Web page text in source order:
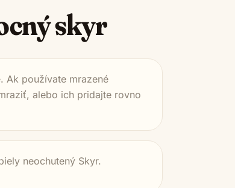
skyr
Ak používate mrazené
alebo ich pridajte rovno
neochutený Skyr.